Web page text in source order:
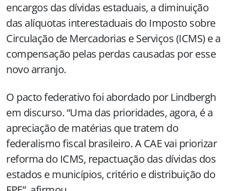
encargos das dívidas estaduais, a diminuição
das alíquotas interestaduais do Imposto sobre
Circulação de Mercadorias e Serviços (ICMS) e a
compensação pelas perdas causadas por esse
novo arranjo.
O pacto federativo foi abordado por Lindbergh
em discurso. “Uma das prioridades, agora, é a
apreciação de matérias que tratem do
federalismo fiscal brasileiro. A CAE vai priorizar
reforma do ICMS, repactuação das dívidas dos
estados e municípios, critério e distribuição do